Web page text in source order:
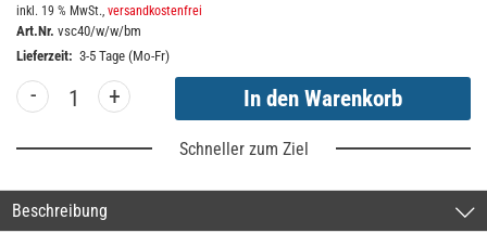
inkl. 19 % MwSt., versandkostenfrei
Art.Nr. vsc40/w/w/bm
Lieferzeit: 3-5 Tage (Mo-Fr)
- +
Schneller zum Ziel
Beschreibung